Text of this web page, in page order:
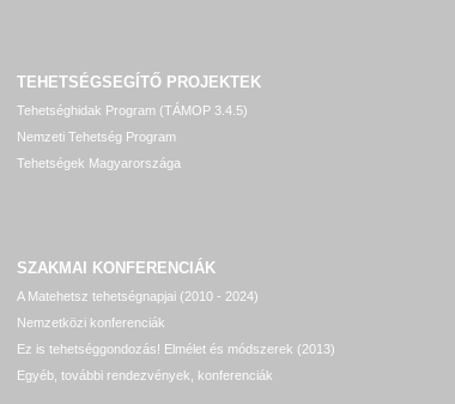
TEHETSÉGSEGÍTŐ PROJEKTEK
Tehetséghidak Program (TÁMOP 3.4.5)
Nemzeti Tehetség Program
Tehetségek Magyarországa
SZAKMAI KONFERENCIÁK
A Matehetsz tehetségnapjai (2010 - 2024)
Nemzetközi konferenciák
Ez is tehetséggondozás! Elmélet és módszerek (2013)
Egyéb, további rendezvények, konferenciák